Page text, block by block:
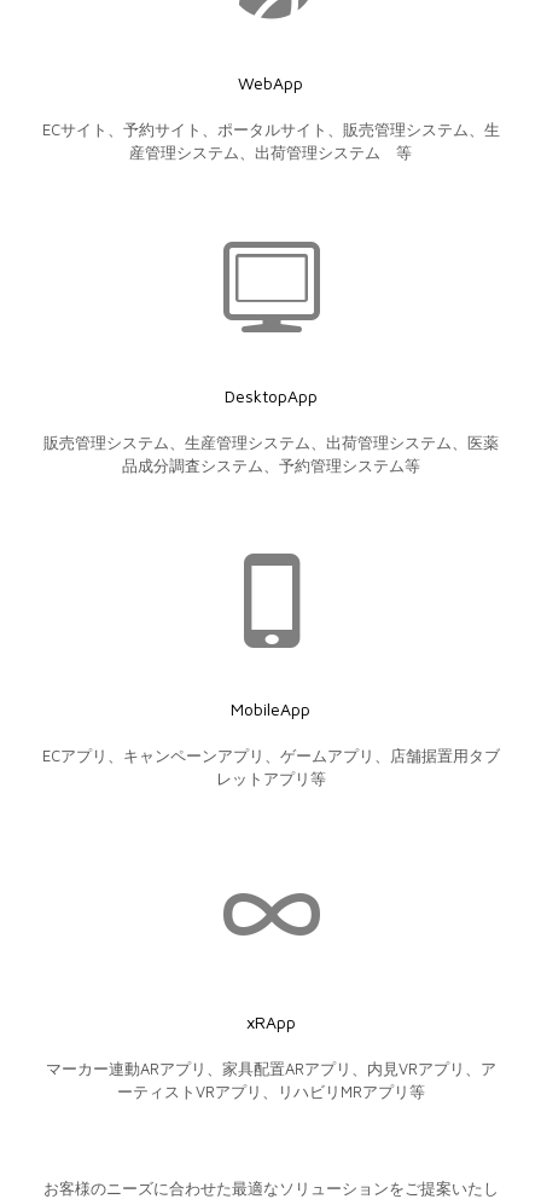
WebApp
ECサイト、予約サイト、ポータルサイト、販売管理システム、生
産管理システム、出荷管理システム 等
DesktopApp
販売管理システム、生産管理システム、出荷管理システム、医薬
品成分調査システム、予約管理システム等
MobileApp
ECアプリ、キャンペーンアプリ、ゲームアプリ、店舗据置用タブ
レットアプリ等
xRApp
マーカー連動ARアプリ、家具配置ARアプリ、内見VRアプリ、ア
ーティストVRアプリ、リハビリMRアプリ等
お客様のニーズに合わせた最適なソリューションをご提案いたし